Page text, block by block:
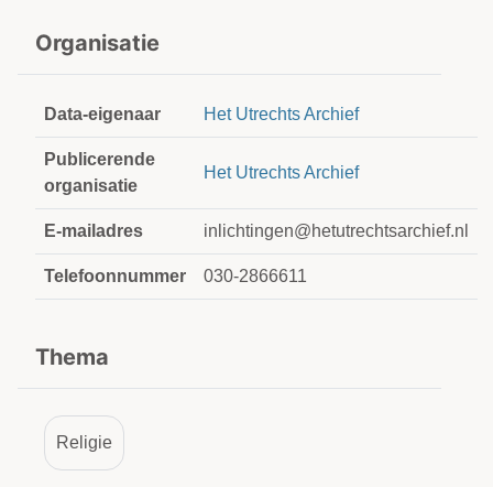
Organisatie
Data-eigenaar Het Utrechts Archief
Publicerende
organisatie
Het Utrechts Archief
E-mailadres inlichtingen@hetutrechtsarchief.nl
Telefoonnummer 030-2866611
Thema
Religie